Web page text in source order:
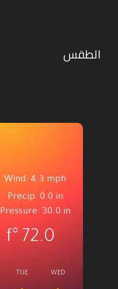
الطقس
Wind: 4.3 mph
Precip: 0.0 in
Pressure: 30.0 in
72.0
°f
TUE WED